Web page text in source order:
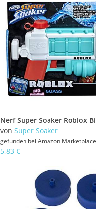
von Super Soaker
gefunden bei Amazon Marketplace
5,83 €